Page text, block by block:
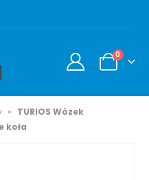
0
» TURIOS Wózek
koła